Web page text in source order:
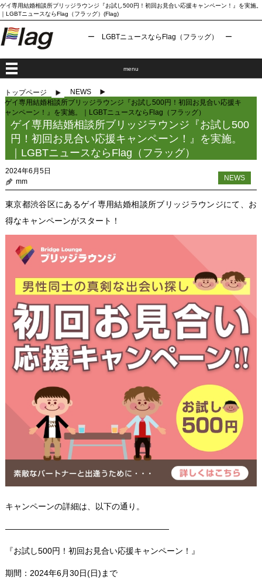
ゲイ専用結婚相談所ブリッジラウンジ『お試し500円！初回お見合い応援キャンペーン！』を実施。
｜LGBTニュースならFlag（フラッグ）(Flag)
ー LGBTニュースならFlag（フラッグ） ー
menu
トップページ
NEWS
ゲイ専用結婚相談所ブリッジラウンジ『お試し500円！初回お見合い応援キ
ャンペーン！』を実施。｜LGBTニュースならFlag（フラッグ）
ゲイ専用結婚相談所ブリッジラウンジ『お試し500
円！初回お見合い応援キャンペーン！』を実施。
｜LGBTニュースならFlag（フラッグ）
NEWS
2024年6月5日
mm
東京都渋谷区にあるゲイ専用結婚相談所ブリッジラウンジにて、お
得なキャンペーンがスタート！
キャンペーンの詳細は、以下の通り。
————————————————————
『お試し500円！初回お見合い応援キャンペーン！』
期間：2024年6月30日(日)まで